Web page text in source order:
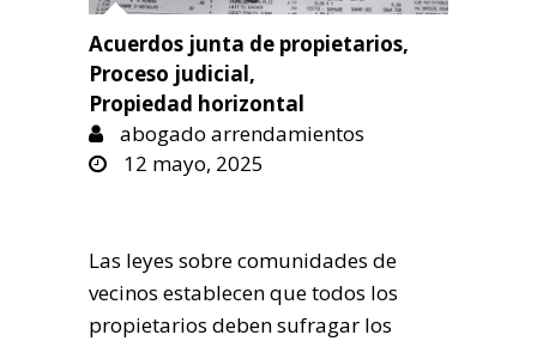
Acuerdos junta de propietarios,
Proceso judicial,
Propiedad horizontal
abogado arrendamientos
12 mayo, 2025
Las leyes sobre comunidades de
vecinos establecen que todos los
propietarios deben sufragar los